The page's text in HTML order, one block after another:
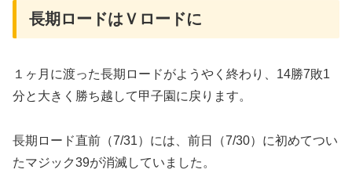
長期ロードはＶロードに
１ヶ月に渡った長期ロードがようやく終わり、14勝7敗1
分と大きく勝ち越して甲子園に戻ります。
長期ロード直前（7/31）には、前日（7/30）に初めてつい
たマジック39が消滅していました。